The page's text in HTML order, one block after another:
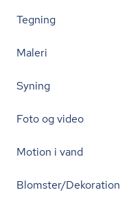
Tegning
Maleri
Syning
Foto og video
Motion i vand
Blomster/Dekoration